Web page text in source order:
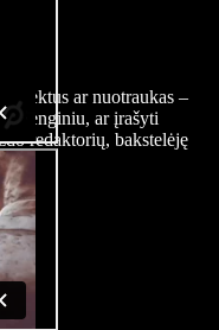
efektus ar nuotraukas –
įrenginiu, ar įrašyti
redaktorių, bakstelėję